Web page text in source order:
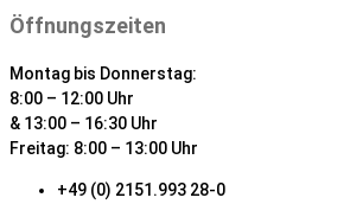
Öffnungszeiten
Montag bis Donnerstag:
8:00 – 12:00 Uhr
& 13:00 – 16:30 Uhr
Freitag: 8:00 – 13:00 Uhr
+49 (0) 2151.993 28-0